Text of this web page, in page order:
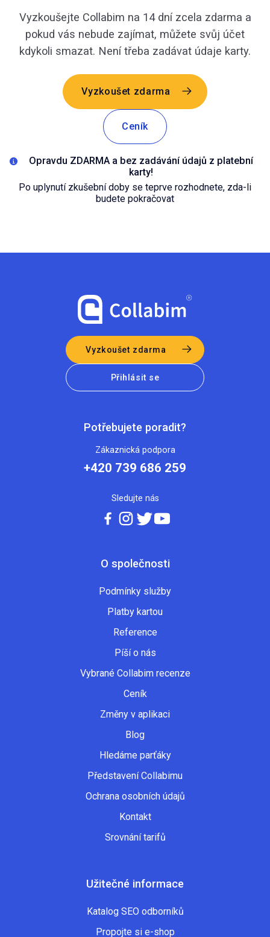
Vyzkoušejte Collabim na 14 dní zcela zdarma a
pokud vás nebude zajímat, můžete svůj účet
kdykoli smazat. Není třeba zadávat údaje karty.
Vyzkoušet zdarma
Ceník
Opravdu ZDARMA a bez zadávání údajů z platební
karty!
Po uplynutí zkušební doby se teprve rozhodnete, zda-li
budete pokračovat
Vyzkoušet zdarma
Přihlásit se
O společnosti
Podmínky služby
Platby kartou
Reference
Píší o nás
Vybrané Collabim recenze
Ceník
Změny v aplikaci
Blog
Hledáme parťáky
Představení Collabimu
Ochrana osobních údajů
Kontakt
Srovnání tarifů
Užitečné informace
Katalog SEO odborníků
Propojte si e-shop
Potřebujete poradit?
Zákaznická podpora
+420 739 686 259
Sledujte nás